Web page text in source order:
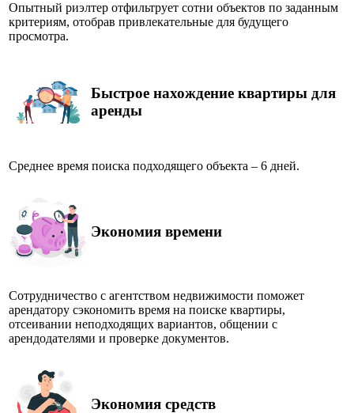
Опытный риэлтер отфильтрует сотни объектов по заданным
критериям, отобрав привлекательные для будущего
просмотра.
Быстрое нахождение квартиры для
аренды
Среднее время поиска подходящего объекта – 6 дней.
Экономия времени
Сотрудничество с агентством недвижимости поможет
арендатору сэкономить время на поиске квартиры,
отсеивании неподходящих вариантов, общении с
арендодателями и проверке документов.
Экономия средств